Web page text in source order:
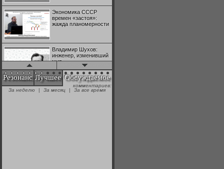
Экономика СССР
времен «застоя»:
жажда планомерности
Владимир Шухов:
инженер, изменивший
мир
"Аркадий Коц" на
эгалите-фесте "Не
Резонанс Лучшее Обсуждаемое
комментариев:
За неделю
| За месяц | За все время